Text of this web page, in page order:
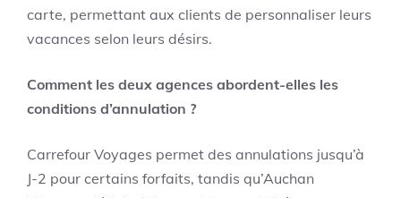
carte, permettant aux clients de personnaliser leurs
vacances selon leurs désirs.
Comment les deux agences abordent-elles les
conditions d’annulation ?
Carrefour Voyages permet des annulations jusqu’à
J-2 pour certains forfaits, tandis qu’Auchan